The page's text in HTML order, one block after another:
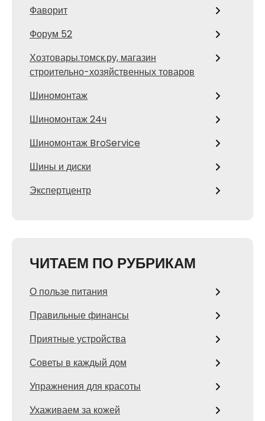
Фаворит
Форум 52
Хозтовары.томск.ру, магазин
строительно-хозяйственных товаров
Шиномонтаж
Шиномонтаж 24ч
Шиномонтаж BroService
Шины и диски
Экспертцентр
ЧИТАЕМ ПО РУБРИКАМ
О пользе питания
Правильные финансы
Приятные устройства
Советы в каждый дом
Упражнения для красоты
Ухаживаем за кожей